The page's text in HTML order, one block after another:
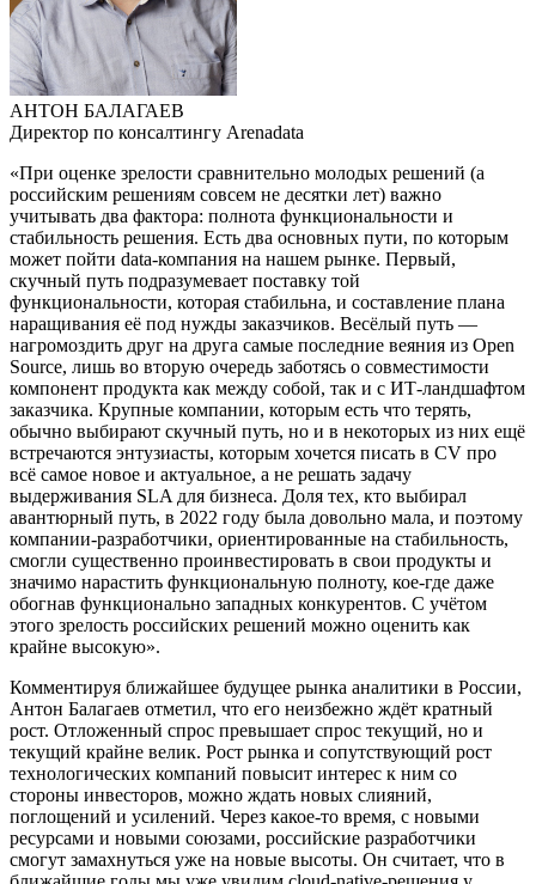
АНТОН БАЛАГАЕВ
Директор по консалтингу Arenadata
«При оценке зрелости сравнительно молодых решений (а
российским решениям совсем не десятки лет) важно
учитывать два фактора: полнота функциональности и
стабильность решения. Есть два основных пути, по которым
может пойти data-компания на нашем рынке. Первый,
скучный путь подразумевает поставку той
функциональности, которая стабильна, и составление плана
наращивания её под нужды заказчиков. Весёлый путь —
нагромоздить друг на друга самые последние веяния из Open
Source, лишь во вторую очередь заботясь о совместимости
компонент продукта как между собой, так и с ИТ-ландшафтом
заказчика. Крупные компании, которым есть что терять,
обычно выбирают скучный путь, но и в некоторых из них ещё
встречаются энтузиасты, которым хочется писать в CV про
всё самое новое и актуальное, а не решать задачу
выдерживания SLA для бизнеса. Доля тех, кто выбирал
авантюрный путь, в 2022 году была довольно мала, и поэтому
компании-разработчики, ориентированные на стабильность,
смогли существенно проинвестировать в свои продукты и
значимо нарастить функциональную полноту, кое-где даже
обогнав функционально западных конкурентов. С учётом
этого зрелость российских решений можно оценить как
крайне высокую».
Комментируя ближайшее будущее рынка аналитики в России,
Антон Балагаев отметил, что его неизбежно ждёт кратный
рост. Отложенный спрос превышает спрос текущий, но и
текущий крайне велик. Рост рынка и сопутствующий рост
технологических компаний повысит интерес к ним со
стороны инвесторов, можно ждать новых слияний,
поглощений и усилений. Через какое-то время, с новыми
ресурсами и новыми союзами, российские разработчики
смогут замахнуться уже на новые высоты. Он считает, что в